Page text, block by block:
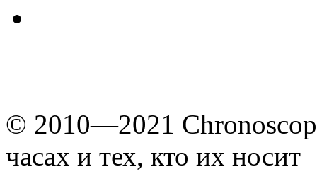
© 2010—2021
часах и тех, кто их носит